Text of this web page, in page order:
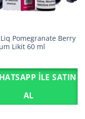
Pomegranate Berry
Likit 60 ml
ILE SATIN
AL